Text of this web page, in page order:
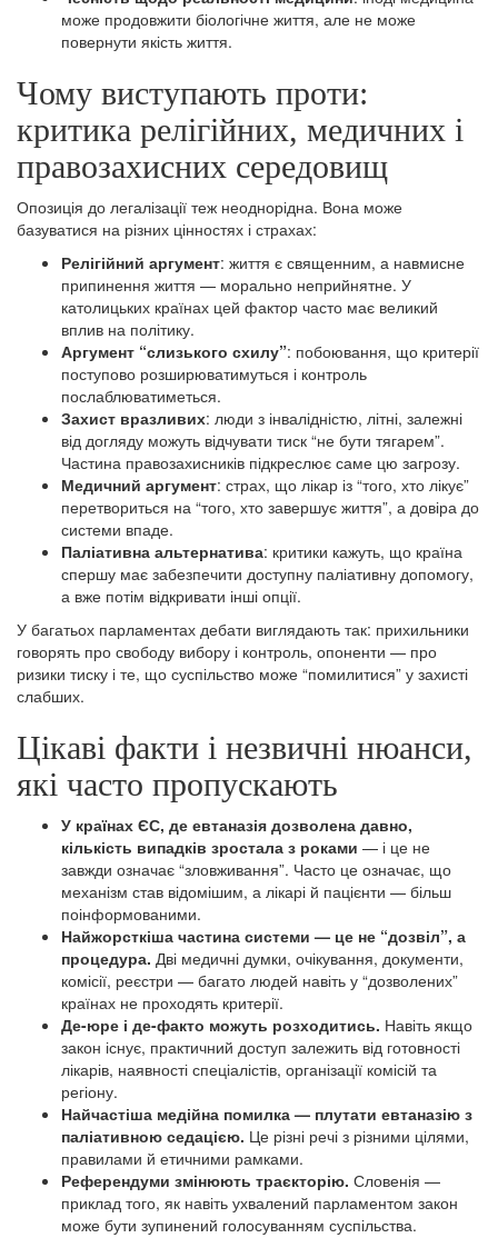
може продовжити біологічне життя, але не може
повернути якість життя.
Чому виступають проти:
критика релігійних, медичних і
правозахисних середовищ
Опозиція до легалізації теж неоднорідна. Вона може
базуватися на різних цінностях і страхах:
Релігійний аргумент: життя є священним, а навмисне
припинення життя — морально неприйнятне. У
католицьких країнах цей фактор часто має великий
вплив на політику.
Аргумент “слизького схилу”: побоювання, що критерії
поступово розширюватимуться і контроль
послаблюватиметься.
Захист вразливих: люди з інвалідністю, літні, залежні
від догляду можуть відчувати тиск “не бути тягарем”.
Частина правозахисників підкреслює саме цю загрозу.
Медичний аргумент: страх, що лікар із “того, хто лікує”
перетвориться на “того, хто завершує життя”, а довіра до
системи впаде.
Паліативна альтернатива: критики кажуть, що країна
спершу має забезпечити доступну паліативну допомогу,
а вже потім відкривати інші опції.
У багатьох парламентах дебати виглядають так: прихильники
говорять про свободу вибору і контроль, опоненти — про
ризики тиску і те, що суспільство може “помилитися” у захисті
слабших.
Цікаві факти і незвичні нюанси,
які часто пропускають
У країнах ЄС, де евтаназія дозволена давно,
кількість випадків зростала з роками — і це не
завжди означає “зловживання”. Часто це означає, що
механізм став відомішим, а лікарі й пацієнти — більш
поінформованими.
Найжорсткіша частина системи — це не “дозвіл”, а
процедура. Дві медичні думки, очікування, документи,
комісії, реєстри — багато людей навіть у “дозволених”
країнах не проходять критерії.
Де-юре і де-факто можуть розходитись. Навіть якщо
закон існує, практичний доступ залежить від готовності
лікарів, наявності спеціалістів, організації комісій та
регіону.
Найчастіша медійна помилка — плутати евтаназію з
паліативною седацією. Це різні речі з різними цілями,
правилами й етичними рамками.
Референдуми змінюють траєкторію. Словенія —
приклад того, як навіть ухвалений парламентом закон
може бути зупинений голосуванням суспільства.